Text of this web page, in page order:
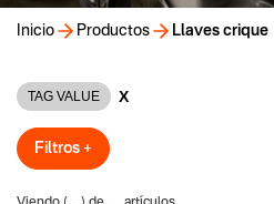
Inicio Productos Llaves crique
TAG VALUE X
Filtros +